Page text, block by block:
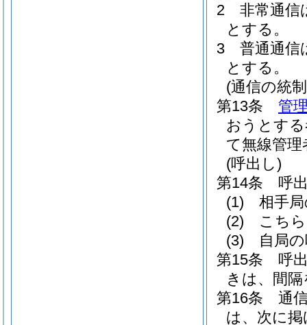
2
非常通信
とする。
3
普通通信
とする。
(通信の統
第13条
管
おうとす
て無線管
(呼出し)
第14条
呼
(1)
相手
(2)
こち
(3)
自局
第15条
呼
きは、間
第16条
通
は、次に